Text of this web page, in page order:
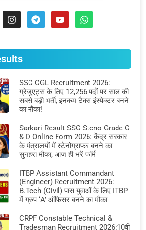
SSC CGL Recruitment 2026:
ग्रेजुएट्स के लिए 12,256 पदों पर साल की
सबसे बड़ी भर्ती, इनकम टैक्स इंस्पेक्टर बनने
का मौका!
Sarkari Result SSC Steno Grade C
& D Online Form 2026: केंद्र सरकार
के मंत्रालयों में स्टेनोग्राफर बनने का
सुनहरा मौका, आज ही भरें फॉर्म
ITBP Assistant Commandant
(Engineer) Recruitment 2026:
B.Tech (Civil) पास युवाओं के लिए ITBP
में ग्रुप ‘A’ ऑफिसर बनने का मौका
CRPF Constable Technical &
Tradesman Recruitment 2026:10वीं